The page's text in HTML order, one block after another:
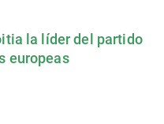
la líder del partido
europeas